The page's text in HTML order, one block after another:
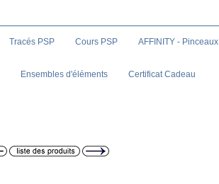
Tracés PSP Cours PSP AFFINITY - Pinceaux
Ensembles d'éléments Certificat Cadeau